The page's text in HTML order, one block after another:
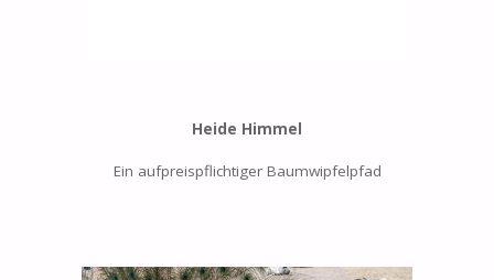
Heide Himmel
Ein aufpreispflichtiger Baumwipfelpfad